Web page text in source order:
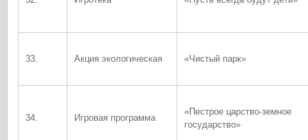
33. Акция экологическая «Чистый парк»
34. Игровая программа
«Пестрое царство-земное
государство»